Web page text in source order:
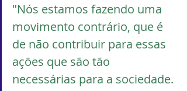
"Nós estamos fazendo uma
movimento contrário, que é
de não contribuir para essas
ações que são tão
necessárias para a sociedade.